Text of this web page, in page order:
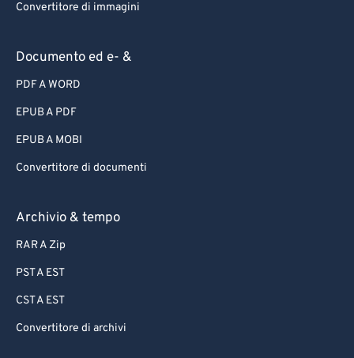
Convertitore di immagini
Documento ed e- &
PDF A WORD
EPUB A PDF
EPUB A MOBI
Convertitore di documenti
Archivio & tempo
RAR A Zip
PST A EST
CST A EST
Convertitore di archivi